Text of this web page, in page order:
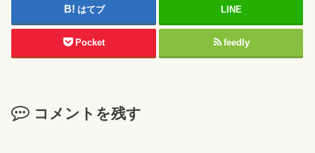
はてブ LINE
Pocket feedly
コメントを残す